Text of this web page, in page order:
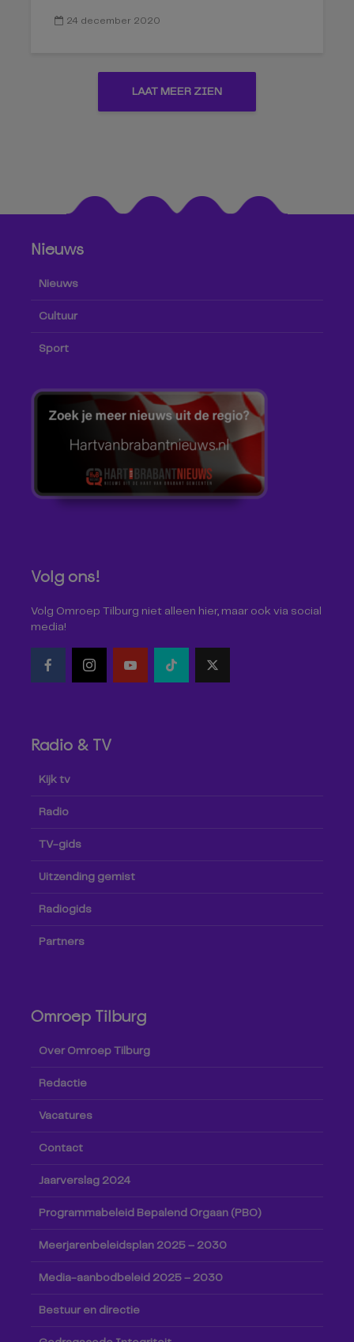
24 december 2020
LAAT MEER ZIEN
Nieuws
Nieuws
Cultuur
Sport
Volg ons!
Volg Omroep Tilburg niet alleen hier, maar ook via social
media!
Radio & TV
Kijk tv
Radio
TV-gids
Uitzending gemist
Radiogids
Partners
Omroep Tilburg
Over Omroep Tilburg
Redactie
Vacatures
Contact
Jaarverslag 2024
Programmabeleid Bepalend Orgaan (PBO)
Meerjarenbeleidsplan 2025 – 2030
Media-aanbodbeleid 2025 – 2030
Bestuur en directie